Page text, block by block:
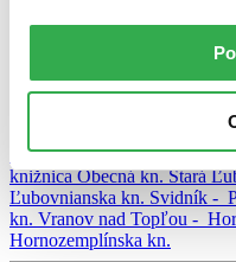
knižnica Obecná kn.
Knižnica J.
O. Hviezdoslava Krajská kn.
knižnica Obecná kn. Stará
Ľubovnianska kn. Svidník -
kn. Vranov nad Topľou -
Hornozemplínska kn.